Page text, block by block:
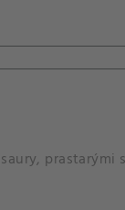
prastarými